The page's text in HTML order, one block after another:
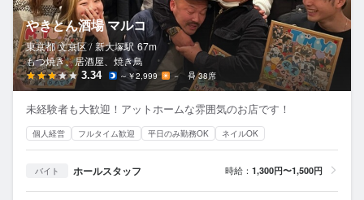
やきとん酒場 マルコ
東京都 文京区 / 新大塚駅 67m
もつ焼き、居酒屋、焼き鳥
3.34 ～￥2,999 － 38席
未経験者も大歓迎！アットホームな雰囲気のお店です！
個人経営 フルタイム歓迎 平日のみ勤務OK ネイルOK
バイト ホールスタッフ 時給： 1,300円〜1,500円